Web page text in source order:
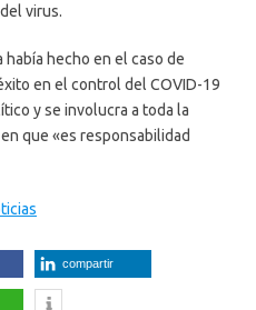
virus.
había hecho en el caso de
en el control del COVID-19
y se involucra a toda la
que «es responsabilidad
compartir